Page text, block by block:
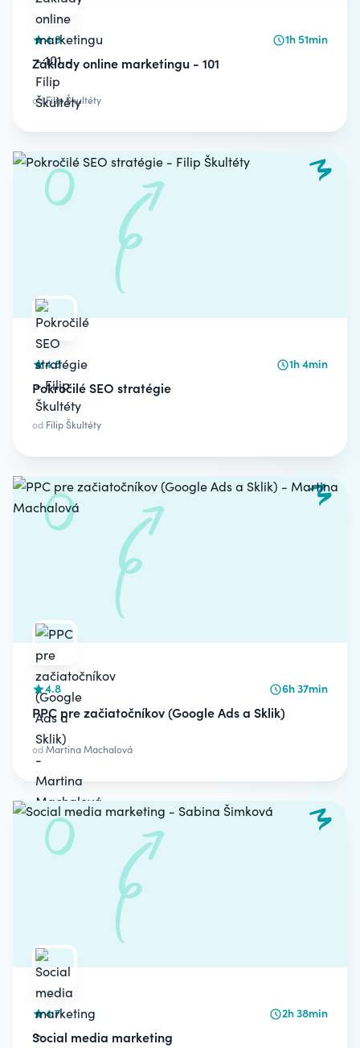
4.9 1h 51min
Základy online marketingu - 101
odFilip Škultéty
4.8 1h 4min
Pokročilé SEO stratégie
od Filip Škultéty
4.8 6h 37min
PPC pre začiatočníkov (Google Ads a Sklik)
odMartina Machalová
4.7 2h 38min
Social media marketing